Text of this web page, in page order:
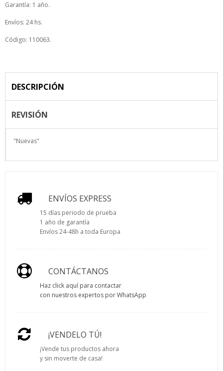
Garantía: 1 año.
Envíos: 24 hs.
Código: 110063.
DESCRIPCIÓN
REVISIÓN
"Nuevas"
ENVÍOS EXPRESS
15 días periodo de prueba
1 año de garantía
Envíos 24-48h a toda Europa
CONTÁCTANOS
Haz click aquí para contactar
con nuestros expertos por WhatsApp
¡VENDELO TÚ!
¡Vende tus productos ahora
y sin moverte de casa!